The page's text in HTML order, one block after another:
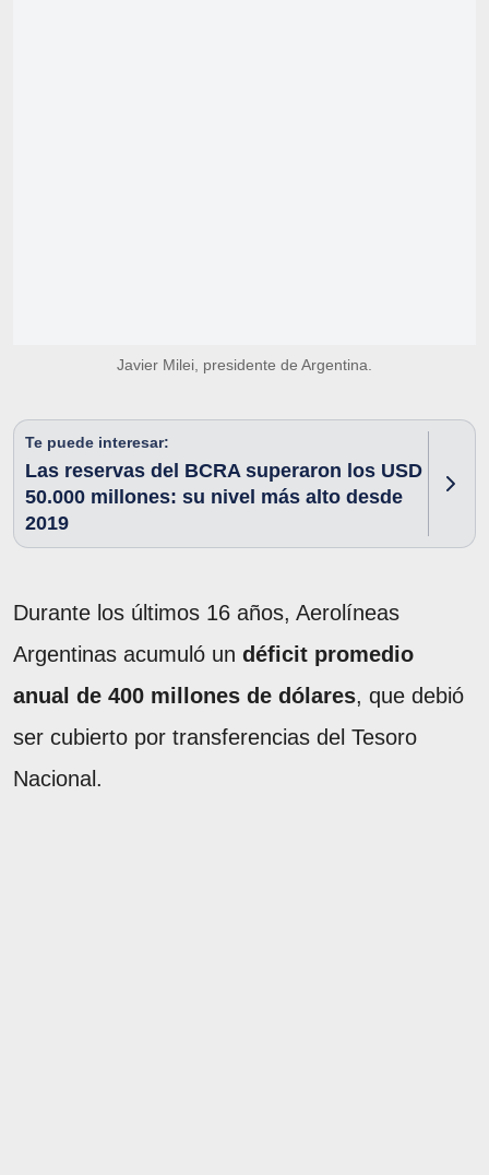
Javier Milei, presidente de Argentina.
Te puede interesar:
Las reservas del BCRA superaron los USD
50.000 millones: su nivel más alto desde
2019
Durante los últimos 16 años, Aerolíneas
Argentinas acumuló un déficit promedio
anual de 400 millones de dólares, que debió
ser cubierto por transferencias del Tesoro
Nacional.